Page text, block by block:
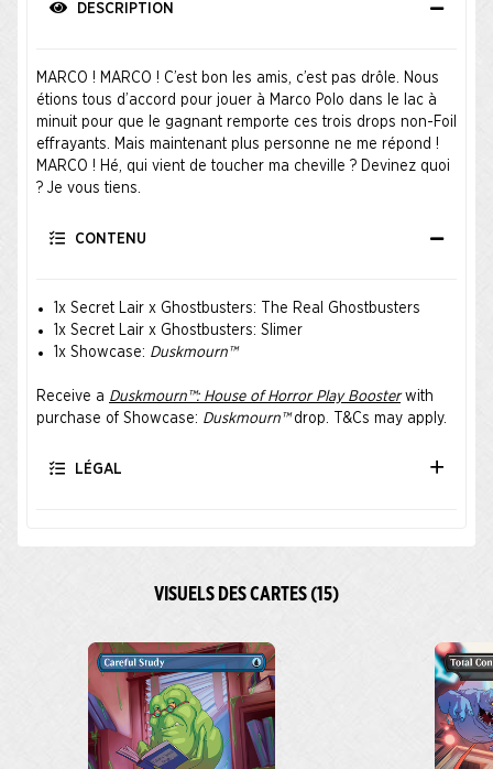
DESCRIPTION
MARCO ! MARCO ! C’est bon les amis, c’est pas drôle. Nous
étions tous d’accord pour jouer à Marco Polo dans le lac à
minuit pour que le gagnant remporte ces trois drops non-Foil
effrayants. Mais maintenant plus personne ne me répond !
MARCO ! Hé, qui vient de toucher ma cheville ? Devinez quoi
? Je vous tiens.
CONTENU
1x Secret Lair x Ghostbusters: The Real Ghostbusters
1x Secret Lair x Ghostbusters: Slimer
1x Showcase: Duskmourn™
Receive a Duskmourn™: House of Horror Play Boosterwith
purchase of Showcase: Duskmourn™drop. T&Cs may apply.
LÉGAL
VISUELS DES CARTES (15)